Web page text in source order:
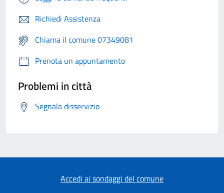
Richiedi Assistenza
Chiama il comune 07349081
Prenota un appuntamento
Problemi in città
Segnala disservizio
Accedi ai sondaggi del comune